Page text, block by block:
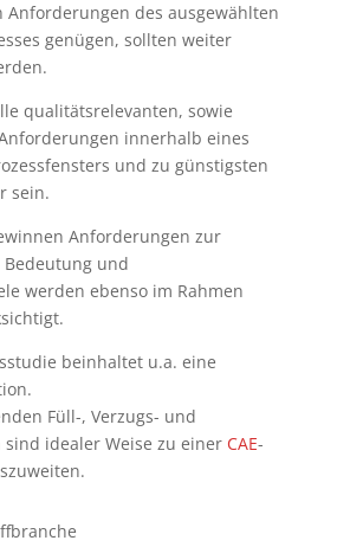
Anforderungen des ausgewählten
genügen, sollten weiter
qualitätsrelevanten, sowie
innerhalb eines
und zu günstigsten
sein.
Anforderungen zur
und
werden ebenso im Rahmen
beinhaltet u.a. eine
Füll-, Verzugs- und
idealer Weise zu einer CAE-